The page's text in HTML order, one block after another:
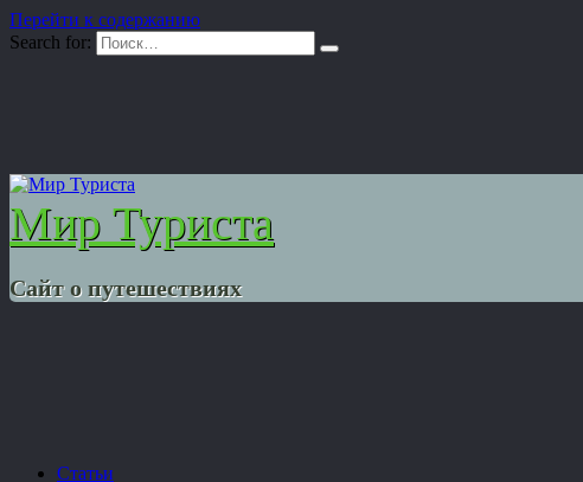
Перейти к содержанию
Search for:
Мир Туриста
Сайт о путешествиях
Статьи